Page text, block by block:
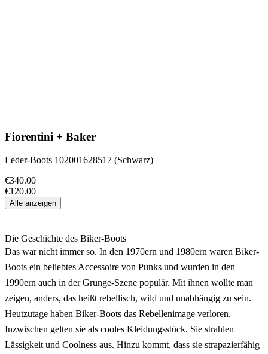
Fiorentini + Baker
Leder-Boots 102001628517 (Schwarz)
€340.00
€120.00
Alle anzeigen
Die Geschichte des Biker-Boots
Das war nicht immer so. In den 1970ern und 1980ern waren Biker-
Boots ein beliebtes Accessoire von Punks und wurden in den
1990ern auch in der Grunge-Szene populär. Mit ihnen wollte man
zeigen, anders, das heißt rebellisch, wild und unabhängig zu sein.
Heutzutage haben Biker-Boots das Rebellenimage verloren.
Inzwischen gelten sie als cooles Kleidungsstück. Sie strahlen
Lässigkeit und Coolness aus. Hinzu kommt, dass sie strapazierfähig